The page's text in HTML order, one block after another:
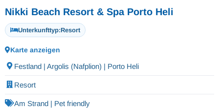
Nikki Beach Resort & Spa Porto Heli
Unterkunfttyp:Resort
Karte anzeigen
Festland | Argolis (Nafplion) | Porto Heli
Resort
Am Strand | Pet friendly